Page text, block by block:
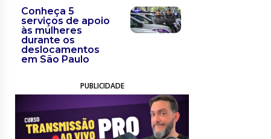
Conheça 5
serviços de apoio
às mulheres
durante os
deslocamentos
em São Paulo
PUBLICIDADE